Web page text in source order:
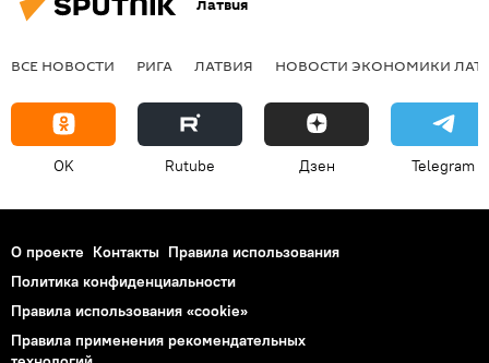
Латвия
ВСЕ НОВОСТИ РИГА ЛАТВИЯ НОВОСТИ ЭКОНОМИКИ
OK Rutube Дзен Telegram
О проекте Контакты Правила использования
Политика конфиденциальности
Правила использования «cookie»
Правила применения рекомендательных